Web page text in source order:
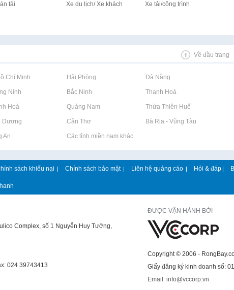
tải Xe du lịch/ Xe khách
Xe tải/công trình
Về đầu trang
Chí Minh Rao vặt tại Hải Phòng Rao vặt tại Đà Nẵng
Ninh Rao vặt tại Bắc Ninh Rao vặt tại Thanh Hoá
Hoà Rao vặt tại Quảng Nam Rao vặt tại Thừa Thiên Huế
Dương Rao vặt tại Cần Thơ Rao vặt tại Bà Rịa - Vũng Tàu
An Rao vặt tại Các tỉnh miền nam khác
sách khiếu nại | Chính sách bảo mật | Liên hệ quảng cáo | Hỏi & đáp |
Complex, số 1 Nguyễn Huy Tưởng,
024 39743413
ĐƯỢC VẬN HÀNH BỞI
Copyright © 2006 -
Giấy đăng ký kinh doanh số:
Email: info@vccorp.vn